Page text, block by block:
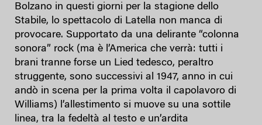
Bolzano in questi giorni per la stagione dello
Stabile, lo spettacolo di Latella non manca di
provocare. Supportato da una delirante “colonna
sonora” rock (ma è l’America che verrà: tutti i
brani tranne forse un Lied tedesco, peraltro
struggente, sono successivi al 1947, anno in cui
andò in scena per la prima volta il capolavoro di
Williams) l’allestimento si muove su una sottile
linea, tra la fedeltà al testo e un’ardita